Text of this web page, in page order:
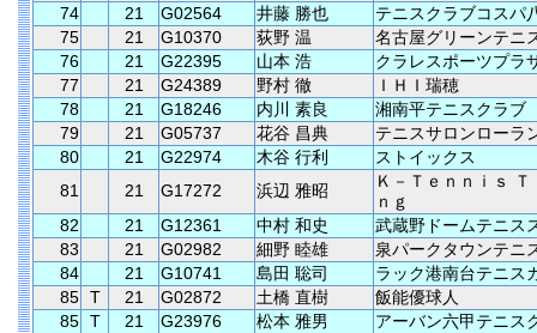
74
21 G02564 井藤 勝也
テニスクラブコスパ
75
21 G10370 荻野 温
名古屋グリーンテニ
76
21 G22395 山本 浩
クラレスポーツプラ
77
21 G24389 野村 徹
ＩＨＩ瑞穂
78
21 G18246 内川 素良
湘南平テニスクラブ
79
21 G05737 花谷 昌典
テニスサロンローラ
80
21 G22974 木谷 行利
ストイックス
81
21 G17272 浜辺 雅昭
Ｋ－Ｔｅｎｎｉｓ Ｔ
ｎｇ
82
21 G12361 中村 和史
武蔵野ドームテニス
83
21 G02982 細野 睦雄
泉パークタウンテニ
84
21 G10741 島田 聡司
ラック港南台テニス
85 T 21 G02872 土橋 直樹
飯能優球人
85 T 21 G23976 松本 雅男
アーバン六甲テニス